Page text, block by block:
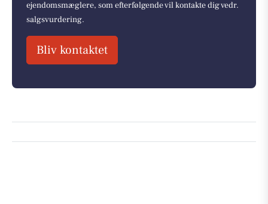
ejendomsmæglere, som efterfølgende vil kontakte dig vedr.
salgsvurdering.
Bliv kontaktet